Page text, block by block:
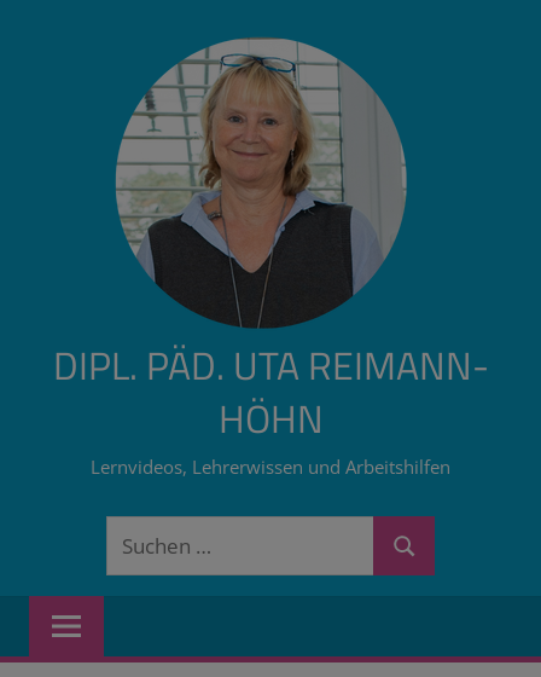
DIPL. PÄD. UTA REIMANN-
HÖHN
Lernvideos, Lehrerwissen und Arbeitshilfen
Suchen
Suchen